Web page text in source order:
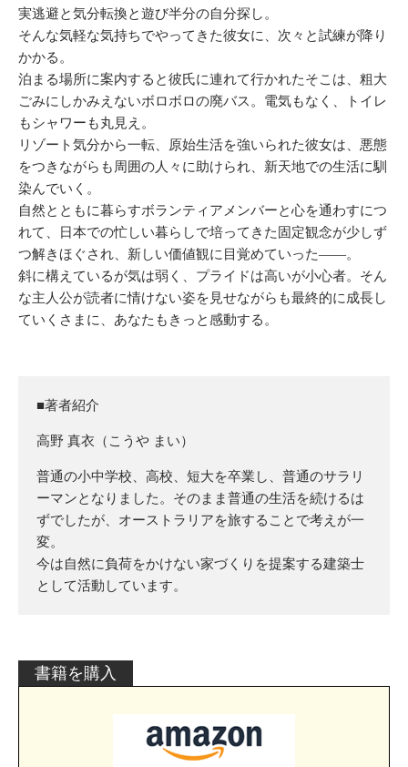
実逃避と気分転換と遊び半分の自分探し。
そんな気軽な気持ちでやってきた彼女に、次々と試練が降り
かかる。
泊まる場所に案内すると彼氏に連れて行かれたそこは、粗大
ごみにしかみえないボロボロの廃バス。電気もなく、トイレ
もシャワーも丸見え。
リゾート気分から一転、原始生活を強いられた彼女は、悪態
をつきながらも周囲の人々に助けられ、新天地での生活に馴
染んでいく。
自然とともに暮らすボランティアメンバーと心を通わすにつ
れて、日本での忙しい暮らしで培ってきた固定観念が少しず
つ解きほぐされ、新しい価値観に目覚めていった――。
斜に構えているが気は弱く、プライドは高いが小心者。そん
な主人公が読者に情けない姿を見せながらも最終的に成長し
ていくさまに、あなたもきっと感動する。
■著者紹介
高野 真衣（こうや まい）
普通の小中学校、高校、短大を卒業し、普通のサラリ
ーマンとなりました。そのまま普通の生活を続けるは
ずでしたが、オーストラリアを旅することで考えが一
変。
今は自然に負荷をかけない家づくりを提案する建築士
として活動しています。
書籍を購入